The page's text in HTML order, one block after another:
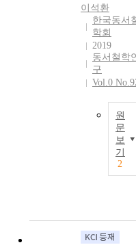
이석환
한국동서
학회
2019
동서철학
구
Vol.0
원
문
보
기
2